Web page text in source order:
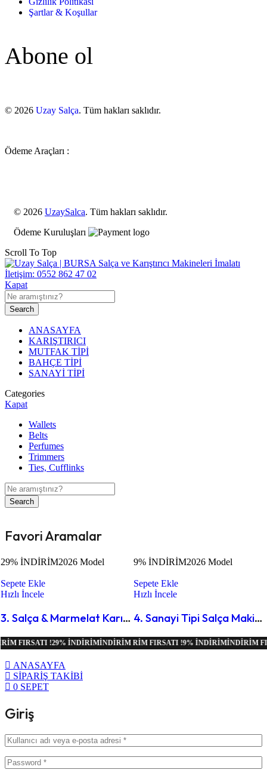
Şartlar & Koşullar
Abone ol
© 2026 Uzay Salça. Tüm hakları saklıdır.
Ödeme Araçları :
© 2026 UzaySalca. Tüm hakları saklıdır.
Ödeme Kuruluşları
Scroll To Top
Kapat
Search
ANASAYFA
KARIŞTIRICI
MUTFAK TİPİ
BAHÇE TİPİ
SANAYİ TİPİ
Categories
Kapat
Wallets
Belts
Perfumes
Trimmers
Ties, Cufflinks
Search
Favori Aramalar
29% İNDİRİM2026 Model
FIRSATI !29% İNDİRİMİNDIRIM FIRSATI !29% İNDİRİMİNDIRIM
Sepete Ekle
Hızlı İncele
3. Salça & Marmelat Karıştırıcı
24.950,00₺ 34.950,00₺
9% İNDİRİM2026 Model
FIRSATI !9% İNDİRİMİNDIRIM FIRSATI !9% İNDİRİMİNDIRIM
Sepete Ekle
Hızlı İncele
4. Sanayi Tipi Salça Makinesi
49.950,00₺ 54.950,00₺
İNDIRIM FIRSATI !13% İNDİRİMİNDIRIM FIRSATI ! 13% İNDİRİM
18% İNDİRİMİNDIRIM FIRSATI !18% İNDİRİM
ANASAYFA
SİPARİŞ TAKİBİ
0 SEPET
Giriş